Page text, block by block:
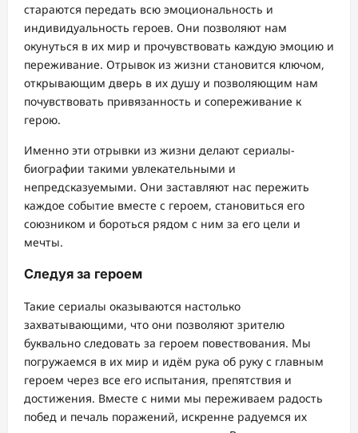
стараются передать всю эмоциональность и
индивидуальность героев. Они позволяют нам
окунуться в их мир и прочувствовать каждую эмоцию и
переживание. Отрывок из жизни становится ключом,
открывающим дверь в их душу и позволяющим нам
почувствовать привязанность и сопереживание к
герою.
Именно эти отрывки из жизни делают сериалы-
биографии такими увлекательными и
непредсказуемыми. Они заставляют нас пережить
каждое событие вместе с героем, становиться его
союзником и бороться рядом с ним за его цели и
мечты.
Следуя за героем
Такие сериалы оказываются настолько
захватывающими, что они позволяют зрителю
буквально следовать за героем повествования. Мы
погружаемся в их мир и идём рука об руку с главным
героем через все его испытания, препятствия и
достижения. Вместе с ними мы переживаем радость
побед и печаль поражений, искренне радуемся их